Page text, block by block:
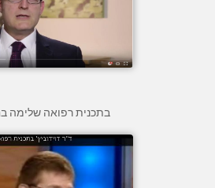
בתכנית רפואה שלימה